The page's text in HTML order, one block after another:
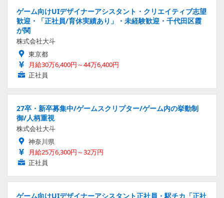
ゲーム向けUIデザイナーアシスタント・クリエイティブ志望
歓迎・「正社員/育休実績あり」・未経験歓迎・千代田区霞
が関
株式会社大斗
東京都
月給30万6,400円～44万6,400円
正社員
27卒・新卒募集中/ゲームスクリプター/ゲーム内の挙動制
御/人柄重視
株式会社大斗
神奈川県
月給25万6,300円～32万円
正社員
ゲーム向けUIデザイナーアシスタント正社員・駅チカ「正社